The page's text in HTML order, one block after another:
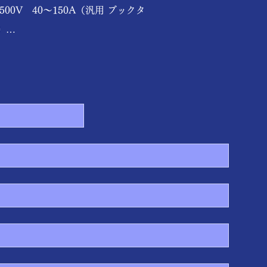
　40～150A（汎用 ブックタ